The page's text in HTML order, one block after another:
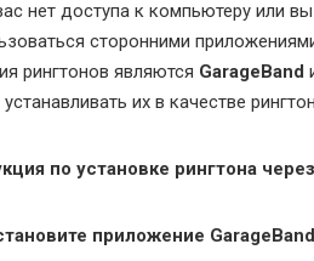
нет доступа к компьютеру или
сторонними
рингтонов являются GarageBand
устанавливать их в качестве
по установке рингтона
приложение GarageBand